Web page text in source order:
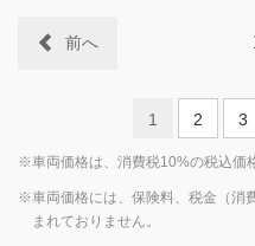
前へ
1 2 3
※車両価格は、消費税10%の税込価
※車両価格には、保険料、税金（消
まれておりません。